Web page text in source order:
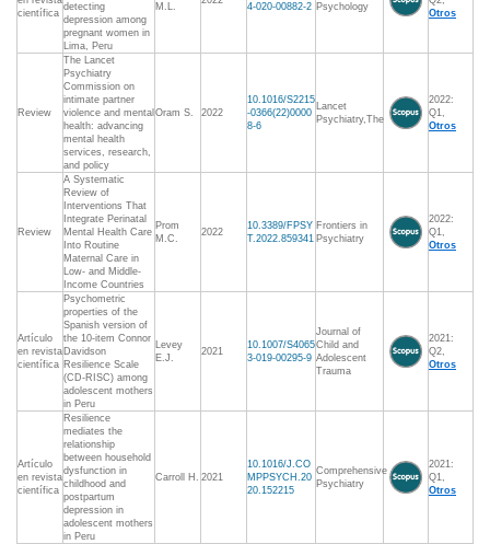
científica
detecting
depression among
pregnant women in
Lima, Peru
M.L.
4-020-00882-2 Psychology
Otros
Review
The Lancet
Psychiatry
Commission on
intimate partner
violence and mental
health: advancing
mental health
services, research,
and policy
Oram S. 2022
10.1016/S2215
-0366(22)0000
8-6
Lancet
Psychiatry,The
2022:
Q1,
Otros
Review
A Systematic
Review of
Interventions That
Integrate Perinatal
Mental Health Care
Into Routine
Maternal Care in
Low- and Middle-
Income Countries
Prom
M.C.
2022
10.3389/FPSY
T.2022.859341
Frontiers in
Psychiatry
2022:
Q1,
Otros
Artículo
en revista
científica
Psychometric
properties of the
Spanish version of
the 10-item Connor
Davidson
Resilience Scale
(CD-RISC) among
adolescent mothers
in Peru
Levey
E.J.
2021
10.1007/S4065
3-019-00295-9
Journal of
Child and
Adolescent
Trauma
2021:
Q2,
Otros
Artículo
en revista
científica
Resilience
mediates the
relationship
between household
dysfunction in
childhood and
postpartum
depression in
adolescent mothers
in Peru
Carroll H. 2021
10.1016/J.CO
MPPSYCH.20
20.152215
Comprehensive
Psychiatry
2021:
Q1,
Otros